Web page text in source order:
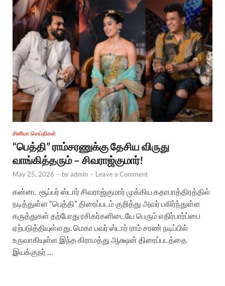
சினிமா செய்திகள்
“பெத்தி” ராம்சரணுக்கு தேசிய விருது
வாங்கித்தரும் – சிவராஜ்குமார்!
May 25, 2026 - byadmin - Leave a Comment
கன்னட சூப்பர் ஸ்டார் சிவராஜ்குமார் முக்கிய கதாபாத்திரத்தில்
நடித்துள்ள “பெத்தி” திரைப்படம் குறித்து அவர் பகிர்ந்துள்ள
கருத்துகள் தற்போது ரசிகர்களிடையே பெரும் எதிர்பார்ப்பை
ஏற்படுத்தியுள்ளது. மெகா பவர் ஸ்டார் ராம் சரண் நடிப்பில்
உருவாகியுள்ள இந்த கிராமத்து ஆக்ஷன் திரைப்படத்தை
இயக்குநர் …